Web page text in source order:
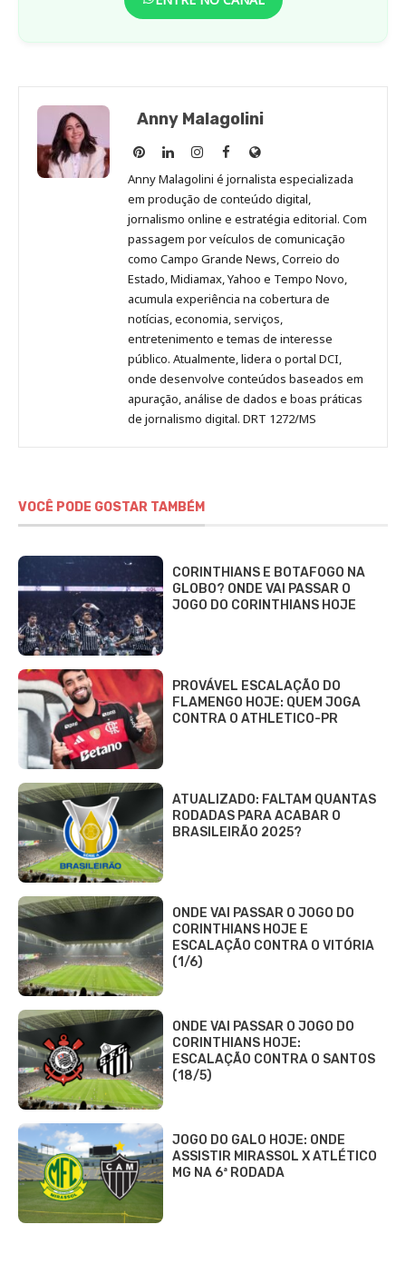
Anny Malagolini
Anny
Malagolini
no
Pinterest
Anny
Malagolini
no
LinkedIn
Anny
Malagolini
no
Instagram
Anny
Malagolini
no
Facebook
Site
de
Anny
Malagolini
Anny Malagolini é jornalista especializada
em produção de conteúdo digital,
jornalismo online e estratégia editorial. Com
passagem por veículos de comunicação
como Campo Grande News, Correio do
Estado, Midiamax, Yahoo e Tempo Novo,
acumula experiência na cobertura de
notícias, economia, serviços,
entretenimento e temas de interesse
público. Atualmente, lidera o portal DCI,
onde desenvolve conteúdos baseados em
apuração, análise de dados e boas práticas
de jornalismo digital. DRT 1272/MS
VOCÊ PODE GOSTAR TAMBÉM
CORINTHIANS E BOTAFOGO NA
GLOBO? ONDE VAI PASSAR O
JOGO DO CORINTHIANS HOJE
PROVÁVEL ESCALAÇÃO DO
FLAMENGO HOJE: QUEM JOGA
CONTRA O ATHLETICO-PR
ATUALIZADO: FALTAM QUANTAS
RODADAS PARA ACABAR O
BRASILEIRÃO 2025?
ONDE VAI PASSAR O JOGO DO
CORINTHIANS HOJE E
ESCALAÇÃO CONTRA O VITÓRIA
(1/6)
ONDE VAI PASSAR O JOGO DO
CORINTHIANS HOJE:
ESCALAÇÃO CONTRA O SANTOS
(18/5)
JOGO DO GALO HOJE: ONDE
ASSISTIR MIRASSOL X ATLÉTICO
MG NA 6ª RODADA